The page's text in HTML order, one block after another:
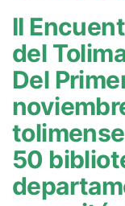
II
del
Del
50